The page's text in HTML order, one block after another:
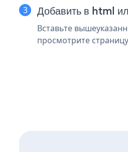
Добавить в html
Вставьте
просмотрите